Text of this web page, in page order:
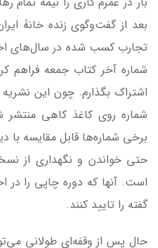
بعد از گفت‌و‌گوی زنده خانۀ
تجارب کسب شده در سال‌های
شماره آخر کتاب جمعه فراهم
اشتراک بگذارم. چون این
شماره روی کاغذ کاهی
برخی شماره‌ها قابل مقایسه با
حتی خواندن و نگهداری از
است. آنها که دوره چاپی را در
گفته را تایید کنند.
حال پس از وقفه‌ای طولانی